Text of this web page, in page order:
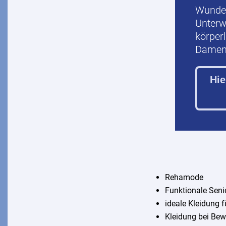
Rehamode
Funktionale
ideale Kleidung
Kleidung bei